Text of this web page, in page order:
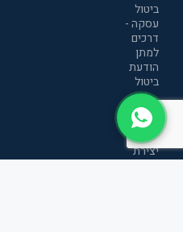
ביטול
עסקה -
דרכים
למתן
הודעת
ביטול
מדיניות
הפרטיות
יצירת